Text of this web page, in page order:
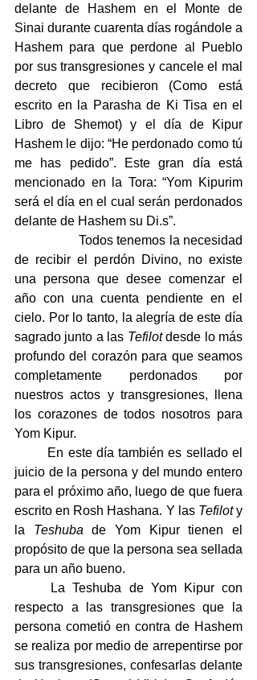
delante de Hashem en el Monte de
Sinai durante cuarenta días rogándole a
Hashem para que perdone al Pueblo
por sus transgresiones y cancele el mal
decreto que recibieron (Como está
escrito en la Parasha de Ki Tisa en el
Libro de Shemot) y el día de Kipur
Hashem le dijo: “He perdonado como tú
me has pedido”. Este gran día está
mencionado en la Tora: “Yom Kipurim
será el día en el cual serán perdonados
delante de Hashem su Di.s”.
Todos tenemos la necesidad
de recibir el perdón Divino, no existe
una persona que desee comenzar el
año con una cuenta pendiente en el
cielo. Por lo tanto, la alegría de este día
sagrado junto a las Tefilot desde lo más
profundo del corazón para que seamos
completamente perdonados por
nuestros actos y transgresiones, llena
los corazones de todos nosotros para
Yom Kipur.
juicio de la persona y del mundo entero
para el próximo año, luego de que fuera
escrito en Rosh Hashana. Y las Tefilot y
la Teshuba de Yom Kipur tienen el
propósito de que la persona sea sellada
para un año bueno.
respecto a las transgresiones que la
persona cometió en contra de Hashem
se realiza por medio de arrepentirse por
sus transgresiones, confesarlas delante